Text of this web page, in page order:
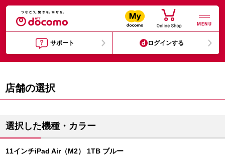
MENU
サポート ログインする
店舗の選択
選択した機種・カラー
11インチiPad Air（M2） 1TB ブルー